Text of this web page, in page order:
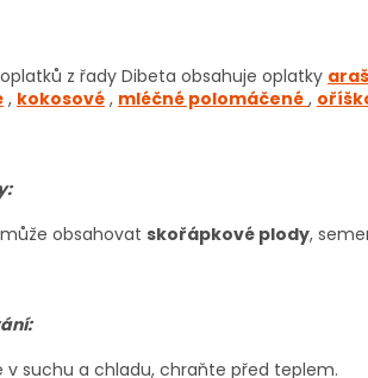
z řady Dibeta obsahuje oplatky
, kokosové , mléčné polomáčené ,
obsahovat skořápkové plody,
v suchu a chladu, chraňte před teplem.